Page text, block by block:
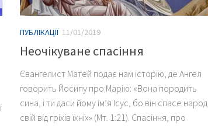
ПУБЛІКАЦІЇ 11/01/2019
Неочікуване спасіння
Євангелист Матей подає нам історію, де Ангел
говорить Йосипу про Марію: «Вона породить
сина, і ти даси йому ім’я Ісус, бо він спасе народ
свій від гріхів їхніх» (Мт. 1:21). Спасіння, про